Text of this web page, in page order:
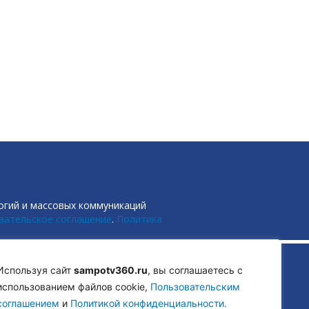
сайт sampotv360.ru, вы соглашаетесь с
файлов cookie, Пользовательским
и Политикой конфиденциальности.
и массовых коммуникаций
соглашение. Политика